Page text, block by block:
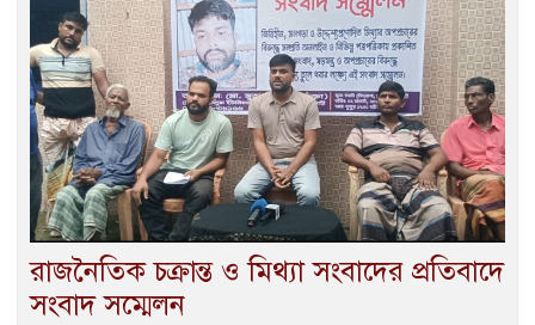
রাজনৈতিক চক্রান্ত ও মিথ্যা সংবাদের প্রতিবাদে
সংবাদ সম্মেলন